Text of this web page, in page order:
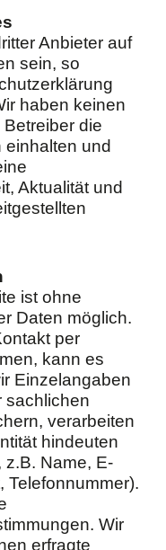
Anbieter auf
sein, so
haben keinen
die
und
Aktualität und
ist ohne
Daten möglich.
per
kann es
Einzelangaben
sachlichen
verarbeiten
hindeuten
Name, E-
Telefonnummer).
Wir
erfragte